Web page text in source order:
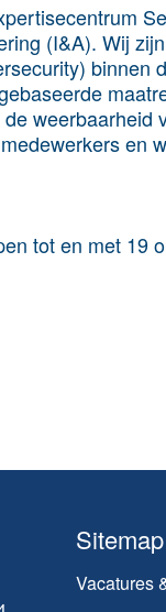
(I&A). Wij
binnen
weerbaarheid
en
tot en met 19
Sitemap
Vacatures